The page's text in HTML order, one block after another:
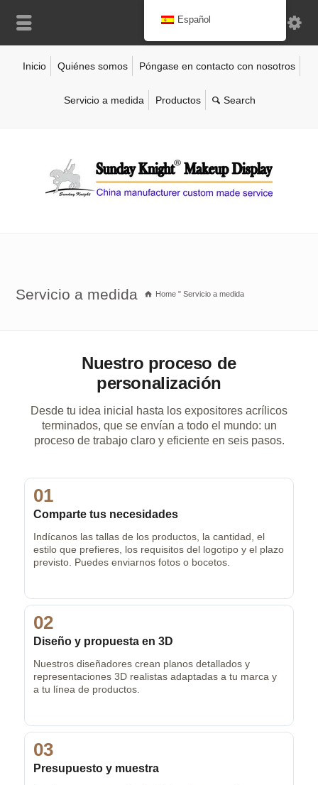
Inicio Quiénes somos Póngase en contacto con nosotros
Servicio a medida Productos
Servicio a medida Home " Servicio a medida
Nuestro proceso de
personalización
Desde tu idea inicial hasta los expositores acrílicos
terminados, que se envían a todo el mundo: un
proceso de trabajo claro y eficiente en seis pasos.
01
Comparte tus necesidades
Indícanos las tallas de los productos, la cantidad, el
estilo que prefieres, los requisitos del logotipo y el plazo
previsto. Puedes enviarnos fotos o bocetos.
02
Diseño y propuesta en 3D
Nuestros diseñadores crean planos detallados y
representaciones 3D realistas adaptadas a tu marca y
a tu línea de productos.
03
Presupuesto y muestra
Español